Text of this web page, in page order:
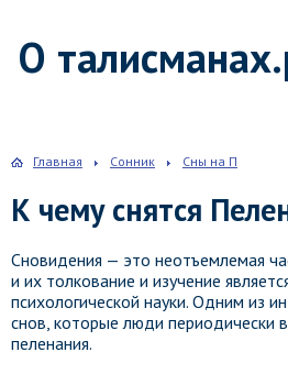
О
Главная Сонник Сны на П
К чему снятся
Сновидения — это неотъемлемая
и их толкование и изучение
психологической науки. Одним из
снов, которые люди периодически
пеленания.